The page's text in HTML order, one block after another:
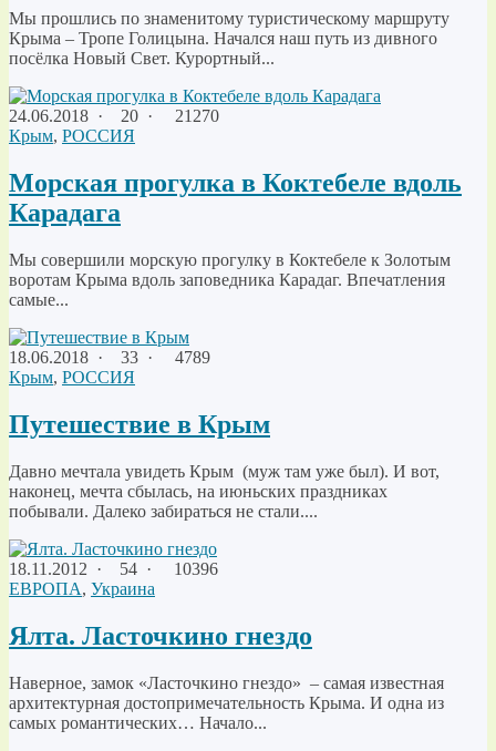
Мы прошлись по знаменитому туристическому маршруту
Крыма – Тропе Голицына. Начался наш путь из дивного
посёлка Новый Свет. Курортный...
24.06.2018 · 20 ·
21270
Крым, РОССИЯ
Морская прогулка в Коктебеле вдоль
Карадага
Мы совершили морскую прогулку в Коктебеле к Золотым
воротам Крыма вдоль заповедника Карадаг. Впечатления
самые...
18.06.2018 · 33 ·
4789
Крым, РОССИЯ
Путешествие в Крым
Давно мечтала увидеть Крым (муж там уже был). И вот,
наконец, мечта сбылась, на июньских праздниках
побывали. Далеко забираться не стали....
18.11.2012 · 54 ·
10396
ЕВРОПА, Украина
Ялта. Ласточкино гнездо
Наверное, замок «Ласточкино гнездо» – самая известная
архитектурная достопримечательность Крыма. И одна из
самых романтических… Начало...